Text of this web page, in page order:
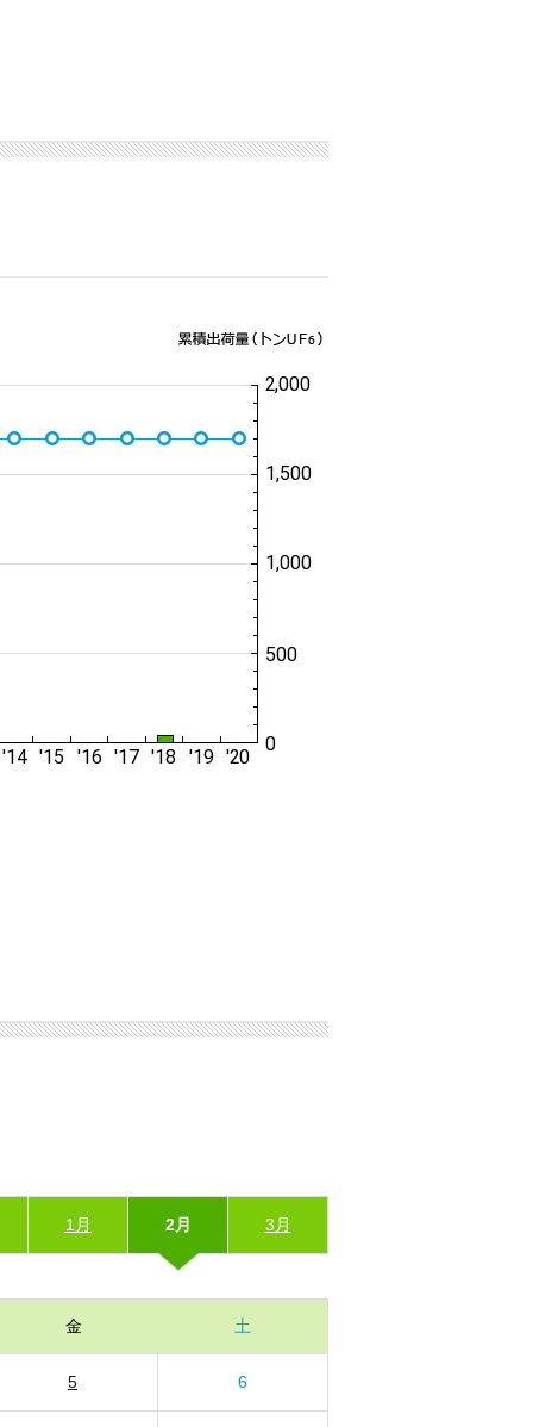
1月 2月 3月
金 土
5 6